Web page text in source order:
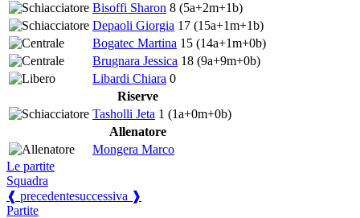
Bisoffi Sharon 8 (5a+2m+1b)
Depaoli Giorgia 17 (15a+1m+1b)
Bogatec Martina 15 (14a+1m+0b)
Brugnara Jessica 18 (9a+9m+0b)
Libardi Chiara 0
Riserve
Tasholli Jeta 1 (1a+0m+0b)
Allenatore
Mongera Marco
Le partite
Squadra
❰ precedentesuccessiva ❱
Partite